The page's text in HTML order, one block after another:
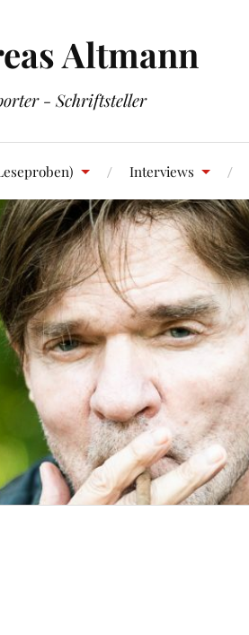
Altmann
- Schriftsteller
Interviews